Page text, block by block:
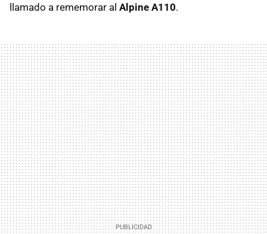
llamado a rememorar al Alpine A110.